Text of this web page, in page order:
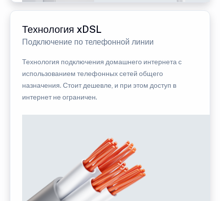
Технология xDSL
Подключение по телефонной линии
Технология подключения домашнего интернета с
использованием телефонных сетей общего
назначения. Стоит дешевле, и при этом доступ в
интернет не ограничен.